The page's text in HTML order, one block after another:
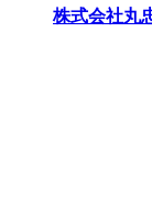
株式会社丸